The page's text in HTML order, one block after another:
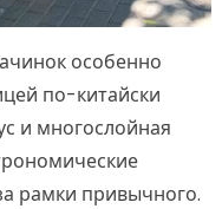
особенно
по-китайски
и многослойная
рамки привычного.